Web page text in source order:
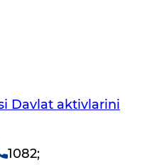
Davlat aktivlarini
1082;